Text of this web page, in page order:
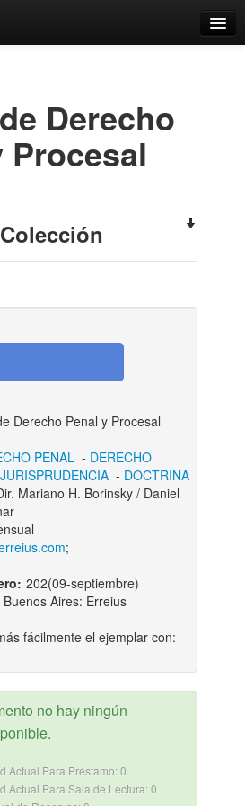
Derecho
Procesal
Derecho Penal y Procesal
PENAL- DERECHO
JURISPRUDENCIA- DOCTRINA
Mariano H. Borinsky / Daniel
;
202(09-septiembre)
Buenos Aires: Erreius
fácilmente el ejemplar con:
no hay ningún
Actual Para Préstamo: 0
Actual Para Sala de Lectura: 0